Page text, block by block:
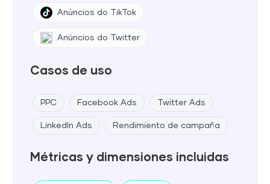
Anúncios do TikTok
Anúncios do Twitter
Casos de uso
PPC Facebook Ads Twitter Ads
LinkedIn Ads Rendimiento de campaña
Métricas y dimensiones incluidas